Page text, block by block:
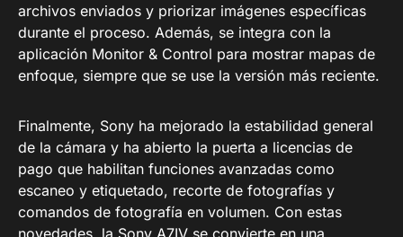
archivos enviados y priorizar imágenes específicas
durante el proceso. Además, se integra con la
aplicación Monitor & Control para mostrar mapas de
enfoque, siempre que se use la versión más reciente.
Finalmente, Sony ha mejorado la estabilidad general
de la cámara y ha abierto la puerta a licencias de
pago que habilitan funciones avanzadas como
escaneo y etiquetado, recorte de fotografías y
comandos de fotografía en volumen. Con estas
novedades, la Sony A7IV se convierte en una